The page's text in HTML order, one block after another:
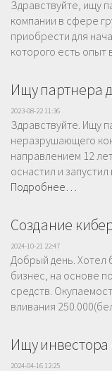
Здравствуйте, ищу
компании в сфере
приобрести для
которого есть опыт
Ищу партнера
2023-08-22 11:36
Здравствуйте. Ищу
неразрушающего
направлением 12
оснастил и
Подробнее…
Создание
2024-10-21 22:47
Добрый день. Хотел
бизнес, на основе
средств.
вливания
Ищу инвестора
2024-04-16 12:25